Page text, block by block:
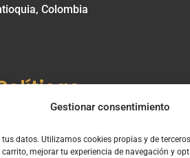
Gestionar consentimiento
datos. Utilizamos cookies propias y de
mejorar tu experiencia de navegación y
Colombia
envíos